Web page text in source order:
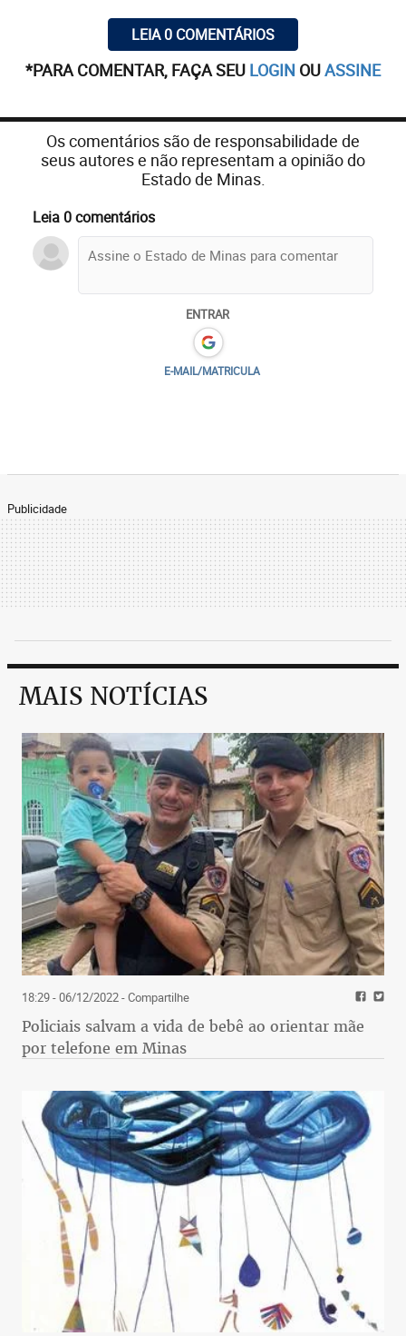
LEIA 0 COMENTÁRIOS
*PARA COMENTAR, FAÇA SEU LOGIN OUASSINE
Os comentários são de responsabilidade de
seus autores e não representam a opinião do
Estado de Minas.
Leia 0 comentários
ENTRAR
E-MAIL/MATRICULA
Publicidade
MAIS NOTÍCIAS
18:29 - 06/12/2022- Compartilhe
Policiais salvam a vida de bebê ao orientar mãe
por telefone em Minas